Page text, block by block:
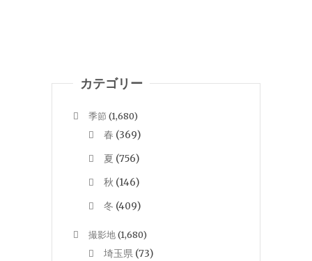
カテゴリー
季節 (1,680)
春 (369)
夏 (756)
秋 (146)
冬 (409)
撮影地(1,680)
埼玉県 (73)